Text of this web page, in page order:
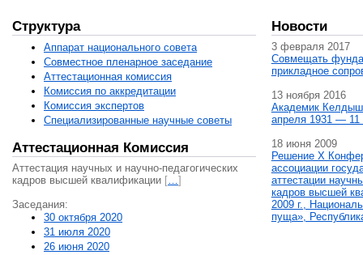
Структура
Аппарат национального совета
Совместное пленарное заседание
Аттестационная комисcия
Комиссия по аккредитации
Комиссия экспертов
Специализированные научные советы
Аттестационная Комиссия
Аттестация научных и научно-педагогических
кадров высшей квалификации […]
Заседания:
30 октября 2020
31 июля 2020
26 июня 2020
Новости
3 февраля 2017
Совмещать
прикладное
13 ноября 2016
Академик
апреля 1931 — 11
18 июня 2009
Решение X
ассоциации
аттестации
кадров высшей
2009 г.,
пуща»,